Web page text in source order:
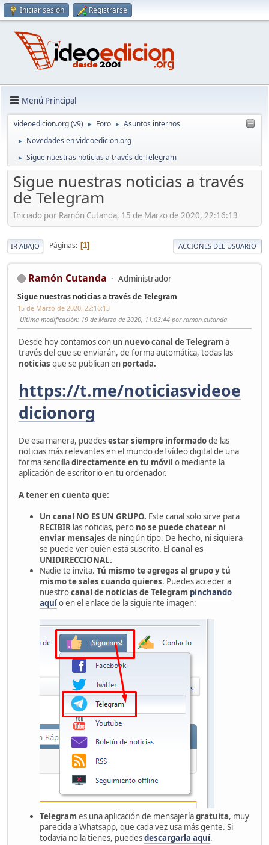
Iniciar sesión Registrarse
Menú Principal
videoedicion.org (v9) ► Foro ► Asuntos internos
► Novedades en videoedicion.org
► Sigue nuestras noticias a través de Telegram
Sigue nuestras noticias a través
de Telegram
Iniciado por Ramón Cutanda, 15 de Marzo de 2020, 22:16:13
IR ABAJO Páginas 1 ACCIONES DEL USUARIO
Ramón Cutanda Administrador
Sigue nuestras noticias a través de Telegram
15 de Marzo de 2020, 22:16:13
Ultima modificación: 19 de Marzo de 2020, 11:03:44 por ramon.cutanda
Desde hoy contamos con un nuevo canal de Telegram a
través del que se enviarán, de forma automática, todas las
noticias que se publican en portada.
https://t.me/noticiasvideoe
dicionorg
De esa manera, puedesestar siempre informadode las
noticias más relevantes en el mundo del vídeo digital de una
forma sencilladirectamente en tu móvil o mediante la
aplicación de escritorio en tu ordenador.
A tener en cuenta que:
Un canal NO ES UN GRUPO. Este canal solo sirve para
RECIBIR las noticias, pero no se puede chatear ni
enviar mensajes de ningún tipo. De hecho, ni siquiera
se puede ver quién está suscrito. Elcanal es
UNIDIRECCIONAL.
Nadie te invita. Tú mismo te agregas al grupo y tú
mismo te sales cuando quieres. Puedes acceder a
nuestrocanal de noticias de Telegram pinchando
aquío en el enlace de la siguiente imagen:
Telegram es una aplicación de mensajeríagratuita, muy
parecida a Whatsapp, que cada vez usa más gente. Si
todavía no la tienes, puedesdescargarla aquí.